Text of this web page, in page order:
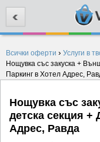
Всички оферти › Услуги в
Нощувка със закуска +
Паркинг в Хотел Адрес,
Нощувка със
детска секция +
Адрес, Равда